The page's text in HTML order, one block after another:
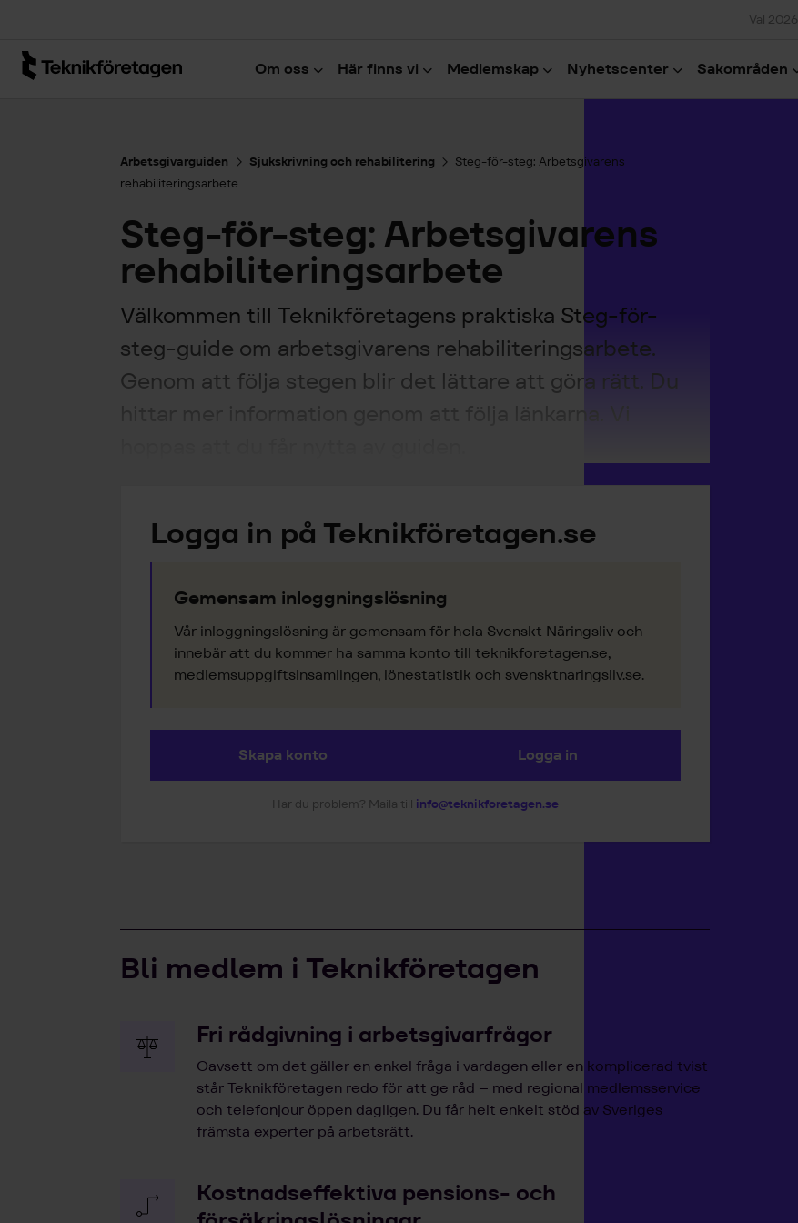
Val 2026
Om oss Här finns vi Medlemskap Nyhetscenter Sakområden
Arbetsgivarguiden Sjukskrivning och rehabilitering
Steg-för-steg: Arbetsgivarens
rehabiliteringsarbete
Steg-för-steg: Arbetsgivarens
rehabiliteringsarbete
Välkommen till Teknikföretagens praktiska Steg-för-
steg-guide om arbetsgivarens rehabiliteringsarbete.
Genom att följa stegen blir det lättare att göra rätt. Du
Logga in på Teknikföretagen.se
Gemensam inloggningslösning
Vår inloggningslösning är gemensam för hela Svenskt Näringsliv och
innebär att du kommer ha samma konto till teknikforetagen.se,
medlemsuppgiftsinsamlingen, lönestatistik och svensktnaringsliv.se.
Skapa konto Logga in
Har du problem? Maila till info@teknikforetagen.se
Bli medlem i Teknikföretagen
Fri rådgivning i arbetsgivarfrågor
Oavsett om det gäller en enkel fråga i vardagen eller en komplicerad tvist
står Teknikföretagen redo för att ge råd – med regional medlemsservice
och telefonjour öppen dagligen. Du får helt enkelt stöd av Sveriges
främsta experter på arbetsrätt.
Kostnadseffektiva pensions- och